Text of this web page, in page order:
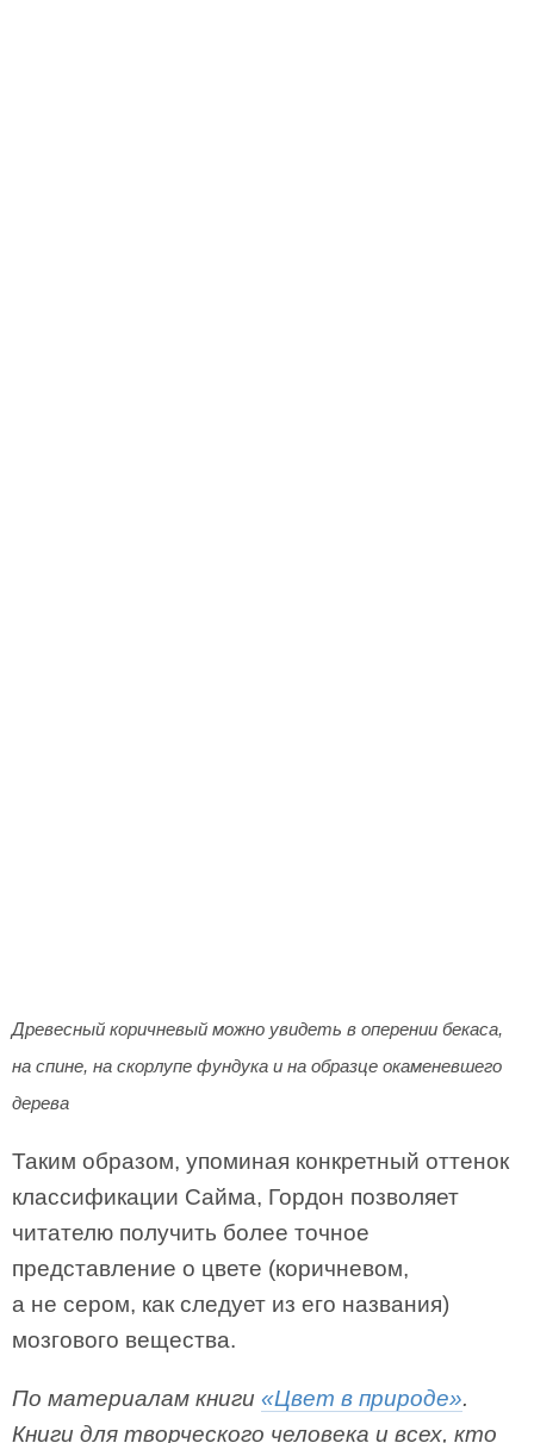
Древесный коричневый можно увидеть в оперении бекаса,
на спине, на скорлупе фундука и на образце окаменевшего
дерева
Таким образом, упоминая конкретный оттенок
классификации Сайма, Гордон позволяет
читателю получить более точное
представление о цвете (коричневом,
а не сером, как следует из его названия)
мозгового вещества.
По материалам книги «Цвет в природе».
Книги для творческого человека и всех, кто